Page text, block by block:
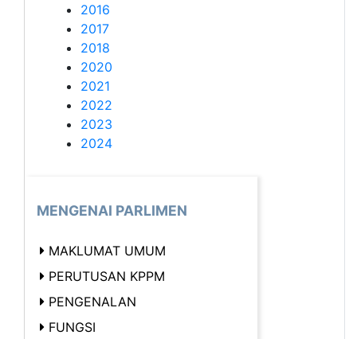
2016
2017
2018
2020
2021
2022
2023
2024
MENGENAI PARLIMEN
MAKLUMAT UMUM
PERUTUSAN KPPM
PENGENALAN
FUNGSI